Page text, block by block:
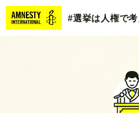
#選挙は人権で考